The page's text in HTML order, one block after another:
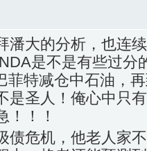
潘大的分析，也连
是不是有些过分
菲特减仓中石油，
是圣人！俺心中只
！！！
债危机，他老人家